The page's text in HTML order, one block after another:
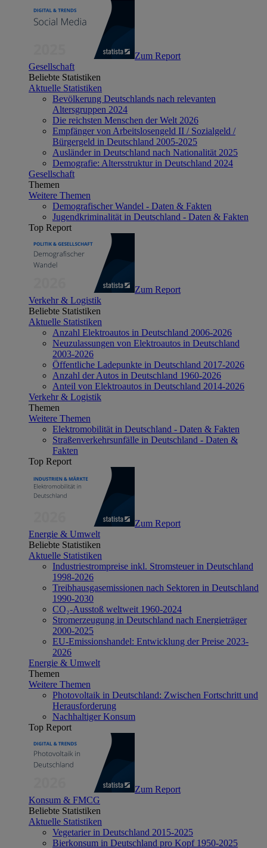
Zum Report
Gesellschaft
Beliebte Statistiken
Aktuelle Statistiken
Bevölkerung Deutschlands nach relevanten
Altersgruppen 2024
Die reichsten Menschen der Welt 2026
Empfänger von Arbeitslosengeld II / Sozialgeld /
Bürgergeld in Deutschland 2005-2025
Ausländer in Deutschland nach Nationalität 2025
Demografie: Altersstruktur in Deutschland 2024
Gesellschaft
Themen
Weitere Themen
Demografischer Wandel - Daten & Fakten
Jugendkriminalität in Deutschland - Daten & Fakten
Top Report
Zum Report
Verkehr & Logistik
Beliebte Statistiken
Aktuelle Statistiken
Anzahl Elektroautos in Deutschland 2006-2026
Neuzulassungen von Elektroautos in Deutschland
2003-2026
Öffentliche Ladepunkte in Deutschland 2017-2026
Anzahl der Autos in Deutschland 1960-2026
Anteil von Elektroautos in Deutschland 2014-2026
Verkehr & Logistik
Themen
Weitere Themen
Elektromobilität in Deutschland - Daten & Fakten
Straßenverkehrsunfälle in Deutschland - Daten &
Fakten
Top Report
Zum Report
Energie & Umwelt
Beliebte Statistiken
Aktuelle Statistiken
Industriestrompreise inkl. Stromsteuer in Deutschland
1998-2026
Treibhausgasemissionen nach Sektoren in Deutschland
1990-2030
CO₂-Ausstoß weltweit 1960-2024
Stromerzeugung in Deutschland nach Energieträger
2000-2025
EU-Emissionshandel: Entwicklung der Preise 2023-
2026
Energie & Umwelt
Themen
Weitere Themen
Photovoltaik in Deutschland: Zwischen Fortschritt und
Herausforderung
Nachhaltiger Konsum
Top Report
Zum Report
Konsum & FMCG
Beliebte Statistiken
Aktuelle Statistiken
Vegetarier in Deutschland 2015-2025
Bierkonsum in Deutschland pro Kopf 1950-2025